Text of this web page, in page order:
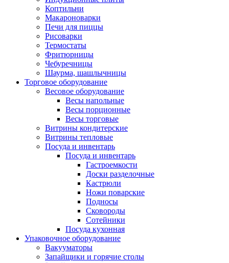
Коптильни
Макароноварки
Печи для пиццы
Рисоварки
Термостаты
Фритюрницы
Чебуречницы
Шаурма, шашлычницы
Торговое оборудование
Весовое оборудование
Весы напольные
Весы порционные
Весы торговые
Витрины кондитерские
Витрины тепловые
Посуда и инвентарь
Посуда и инвентарь
Гастроемкости
Доски разделочные
Кастрюли
Ножи поварские
Подносы
Сковороды
Сотейники
Посуда кухонная
Упаковочное оборудование
Вакууматоры
Запайщики и горячие столы